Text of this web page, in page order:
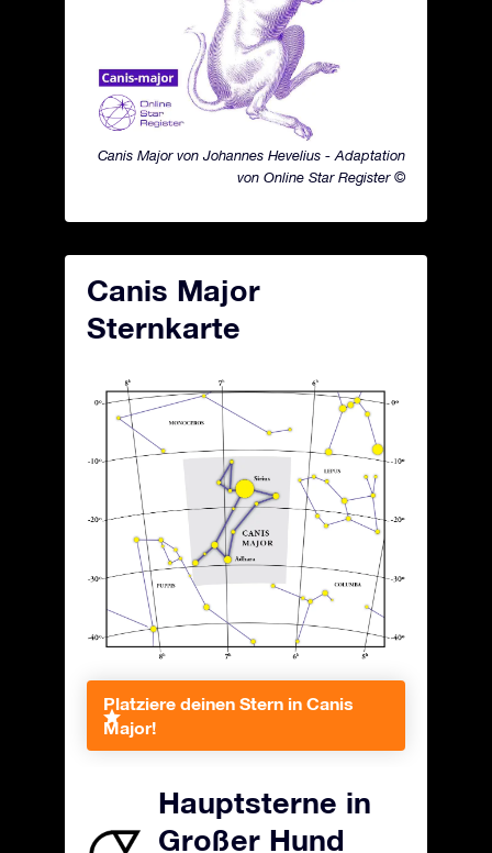
Canis Major von Johannes Hevelius - Adaptation
von Online Star Register ©
Canis Major
Sternkarte
Platziere deinen Stern in Canis
Major!
Hauptsterne in
Großer Hund